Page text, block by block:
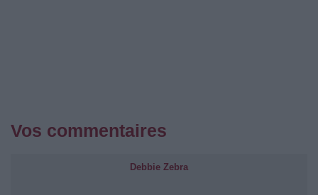
Vos commentaires
Debbie Zebra